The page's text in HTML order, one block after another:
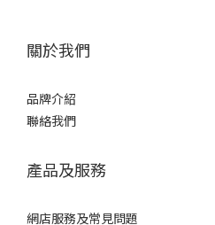
關於我們
品牌介紹
聯絡我們
產品及服務
網店服務及常見問題